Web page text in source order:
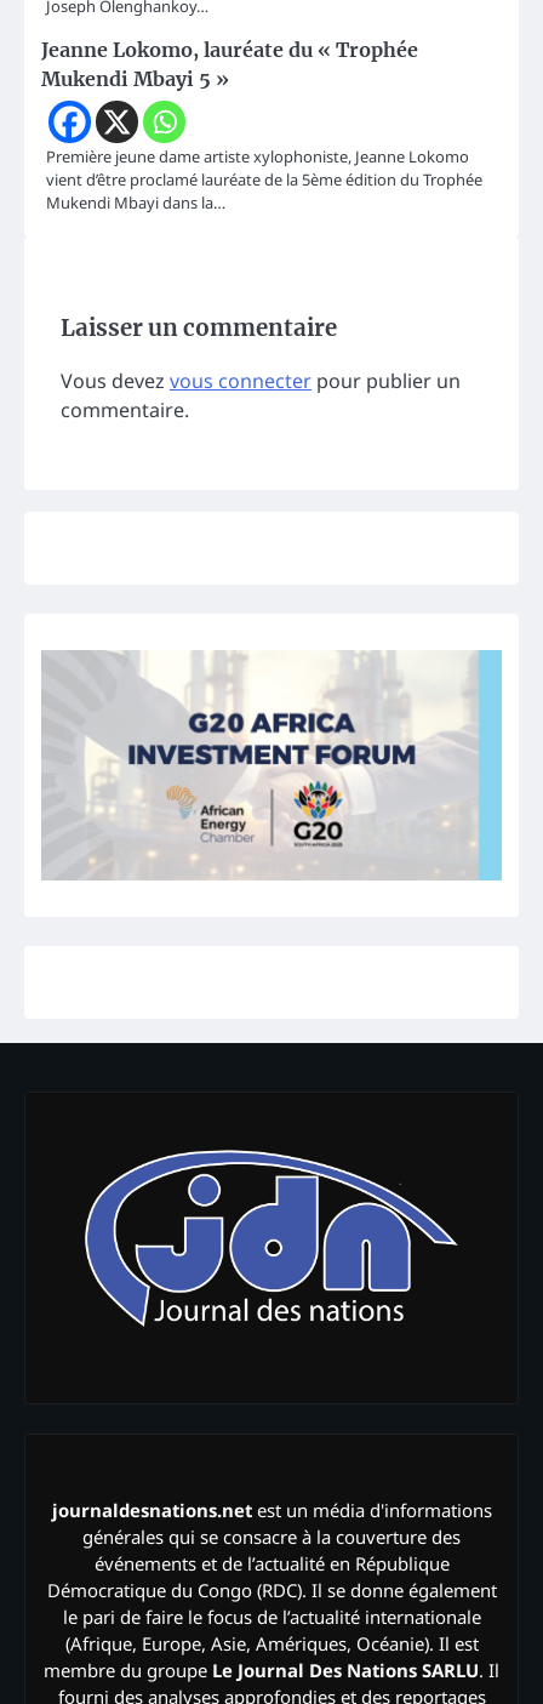
Joseph Olenghankoy…
Jeanne Lokomo, lauréate du « Trophée
Mukendi Mbayi 5 »
Première jeune dame artiste xylophoniste, Jeanne Lokomo
vient d’être proclamé lauréate de la 5ème édition du Trophée
Mukendi Mbayi dans la…
Laisser un commentaire
Vous devez vous connecter pour publier un
commentaire.
journaldesnations.netest un média d'informations
générales qui se consacre à la couverture des
événements et de l’actualité en République
Démocratique du Congo (RDC). Il se donne également
le pari de faire le focus de l’actualité internationale
(Afrique, Europe, Asie, Amériques, Océanie). Il est
membre du groupe Le Journal Des Nations SARLU. Il
fourni des analyses approfondies et des reportages